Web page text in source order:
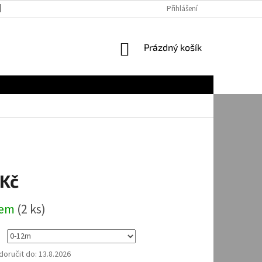
Přihlášení
NÁKUPNÍ
Prázdný košík
(2 ks)
do: 13.8.2026